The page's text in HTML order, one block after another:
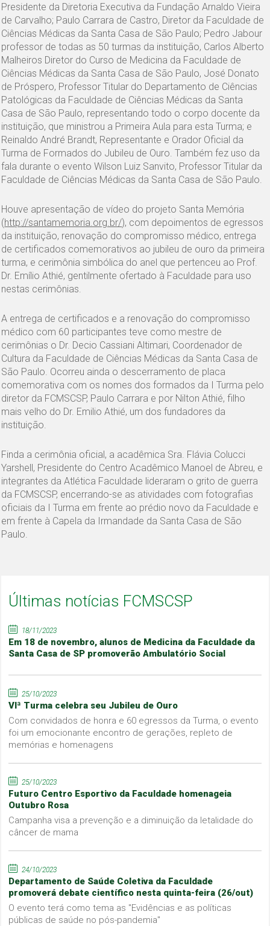
Presidente da Diretoria Executiva da Fundação Arnaldo Vieira
de Carvalho; Paulo Carrara de Castro, Diretor da Faculdade de
Ciências Médicas da Santa Casa de São Paulo; Pedro Jabour
professor de todas as 50 turmas da instituição, Carlos Alberto
Malheiros Diretor do Curso de Medicina da Faculdade de
Ciências Médicas da Santa Casa de São Paulo, José Donato
de Próspero, Professor Titular do Departamento de Ciências
Patológicas da Faculdade de Ciências Médicas da Santa
Casa de São Paulo, representando todo o corpo docente da
instituição, que ministrou a Primeira Aula para esta Turma; e
Reinaldo André Brandt, Representante e Orador Oficial da
Turma de Formados do Jubileu de Ouro. Também fez uso da
fala durante o evento Wilson Luiz Sanvito, Professor Titular da
Faculdade de Ciências Médicas da Santa Casa de São Paulo.
Houve apresentação de vídeo do projeto Santa Memória
(http://santamemoria.org.br/), com depoimentos de egressos
da instituição, renovação do compromisso médico, entrega
de certificados comemorativos ao jubileu de ouro da primeira
turma, e cerimônia simbólica do anel que pertenceu ao Prof.
Dr. Emílio Athié, gentilmente ofertado à Faculdade para uso
nestas cerimônias.
A entrega de certificados e a renovação do compromisso
médico com 60 participantes teve como mestre de
cerimônias o Dr. Decio Cassiani Altimari, Coordenador de
Cultura da Faculdade de Ciências Médicas da Santa Casa de
São Paulo. Ocorreu ainda o descerramento de placa
comemorativa com os nomes dos formados da I Turma pelo
diretor da FCMSCSP, Paulo Carrara e por Nilton Athié, filho
mais velho do Dr. Emilio Athié, um dos fundadores da
instituição.
Finda a cerimônia oficial, a acadêmica Sra. Flávia Colucci
Yarshell, Presidente do Centro Acadêmico Manoel de Abreu, e
integrantes da Atlética Faculdade lideraram o grito de guerra
da FCMSCSP, encerrando-se as atividades com fotografias
oficiais da I Turma em frente ao prédio novo da Faculdade e
em frente à Capela da Irmandade da Santa Casa de São
Paulo.
Últimas notícias FCMSCSP
18/11/2023
Em 18 de novembro, alunos de Medicina da Faculdade da
Santa Casa de SP promoverão Ambulatório Social
25/10/2023
VIª Turma celebra seu Jubileu de Ouro
Com convidados de honra e 60 egressos da Turma, o evento
foi um emocionante encontro de gerações, repleto de
memórias e homenagens
25/10/2023
Futuro Centro Esportivo da Faculdade homenageia
Outubro Rosa
Campanha visa a prevenção e a diminuição da letalidade do
câncer de mama
24/10/2023
Departamento de Saúde Coletiva da Faculdade
promoverá debate científico nesta quinta-feira (26/out)
O evento terá como tema as "Evidências e as políticas
públicas de saúde no pós-pandemia"